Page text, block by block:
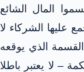
المال الشائع
عليها الشركاء لا
القسمة الذي يوقعه
– لا يعتبر باطلا